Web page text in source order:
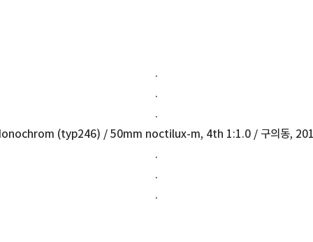
.
.
.
(typ246) / 50mm noctilux-m, 4th 1:1.0 / 구의동,
.
.
.